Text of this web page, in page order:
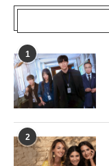
1
2